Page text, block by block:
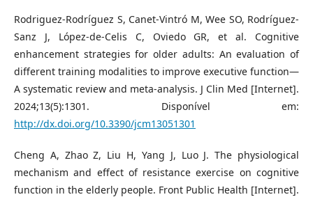
Rodriguez-Rodríguez S, Canet-Vintró M, Wee SO, Rodríguez-
Sanz J, López-de-Celis C, Oviedo GR, et al. Cognitive
enhancement strategies for older adults: An evaluation of
different training modalities to improve executive function—
A systematic review and meta-analysis. J Clin Med [Internet].
2024;13(5):1301. Disponível em:
http://dx.doi.org/10.3390/jcm13051301
Cheng A, Zhao Z, Liu H, Yang J, Luo J. The physiological
mechanism and effect of resistance exercise on cognitive
function in the elderly people. Front Public Health [Internet].